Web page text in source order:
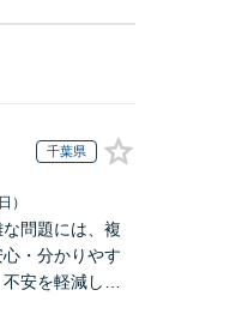
千葉県
）
問題には、複
・分かりやす
安を軽減しま